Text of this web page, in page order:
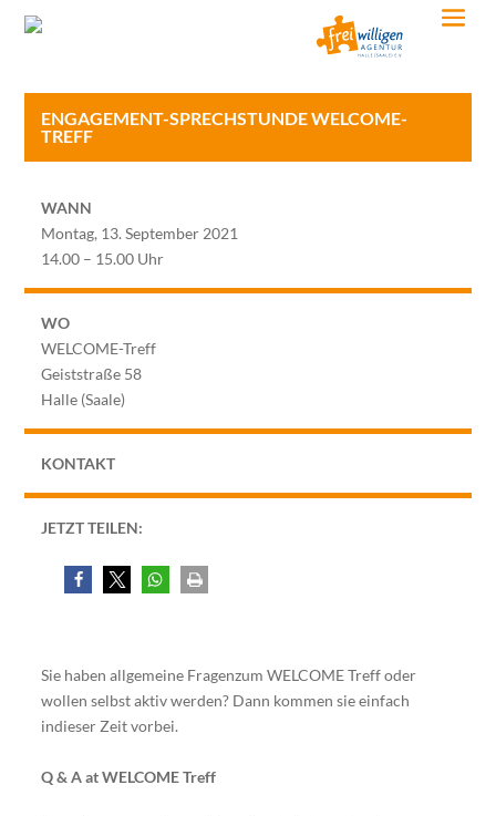
ENGAGEMENT-SPRECHSTUNDE WELCOME-
TREFF
WANN
Montag, 13. September 2021
14.00 – 15.00 Uhr
WO
WELCOME-Treff
Geiststraße 58
Halle (Saale)
KONTAKT
JETZT TEILEN:
Sie haben allgemeine Fragenzum WELCOME Treff oder
wollen selbst aktiv werden? Dann kommen sie einfach
indieser Zeit vorbei.
Q & A at WELCOME Treff